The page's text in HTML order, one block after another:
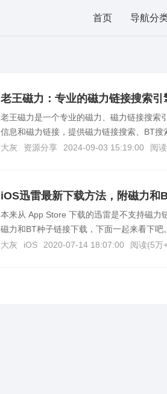
首页 导航分
老王磁力：专业的磁力链接搜索引
老王磁力是一个专业的磁力、磁力链接搜索
信息和磁力链接，提供磁力链接搜索、BT搜
大灰
资源分享 2024-09-03 15:19:00 阅
iOS迅雷最新下载方法，附磁力和
本来从 App Store 下载的迅雷是不支持磁力
磁力和BT种子链接下载，下面一起来看下吧
大灰
iOS 2020-07-14 18:07:00 阅读(5万